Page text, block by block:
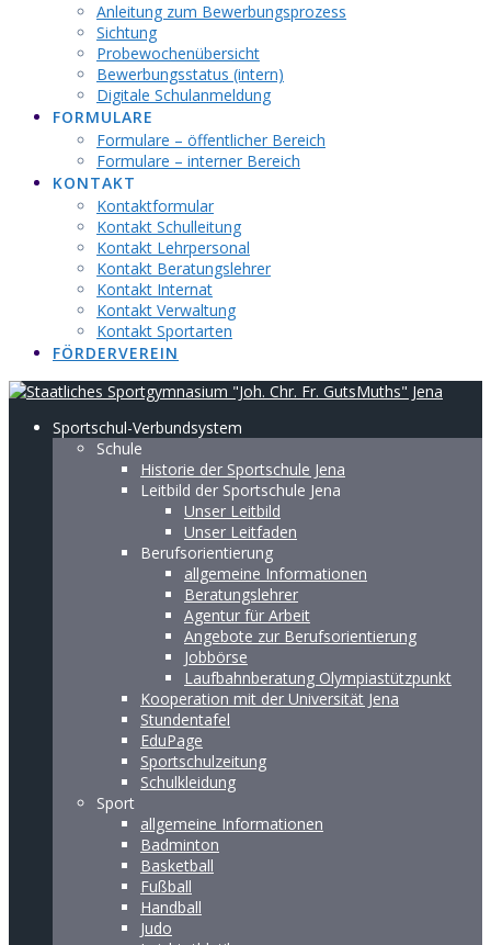
Anleitung zum Bewerbungsprozess
Sichtung
Probewochenübersicht
Bewerbungsstatus (intern)
Digitale Schulanmeldung
FORMULARE
Formulare – öffentlicher Bereich
Formulare – interner Bereich
KONTAKT
Kontaktformular
Kontakt Schulleitung
Kontakt Lehrpersonal
Kontakt Beratungslehrer
Kontakt Internat
Kontakt Verwaltung
Kontakt Sportarten
FÖRDERVEREIN
Sportschul-Verbundsystem
Schule
Historie der Sportschule Jena
Leitbild der Sportschule Jena
Unser Leitbild
Unser Leitfaden
Berufsorientierung
allgemeine Informationen
Beratungslehrer
Agentur für Arbeit
Angebote zur Berufsorientierung
Jobbörse
Laufbahnberatung Olympiastützpunkt
Kooperation mit der Universität Jena
Stundentafel
EduPage
Sportschulzeitung
Schulkleidung
Sport
allgemeine Informationen
Badminton
Basketball
Fußball
Handball
Judo